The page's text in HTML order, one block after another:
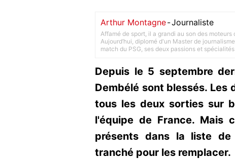
Arthur Montagne-Journaliste
Affamé de sport, il a grandi au son des
Aujourd’hui, diplomé d'un Master de
match du PSG, ses deux passions et spécialités
Depuis le 5 septembre
Dembélé sont blessés. Les
tous les deux sorties sur
l'équipe de France. Mais
présents dans la liste de
tranché pour les remplacer.